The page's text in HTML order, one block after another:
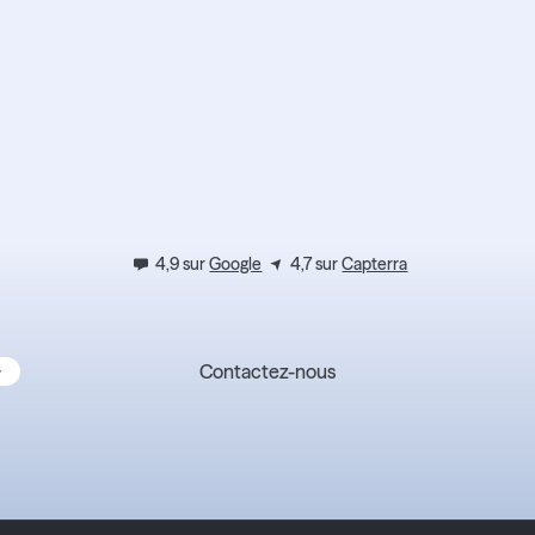
4,9 surGoogle 4,7 surCapterra
Contactez-nous